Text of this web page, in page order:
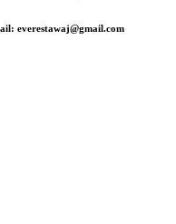
everestawaj@gmail.com